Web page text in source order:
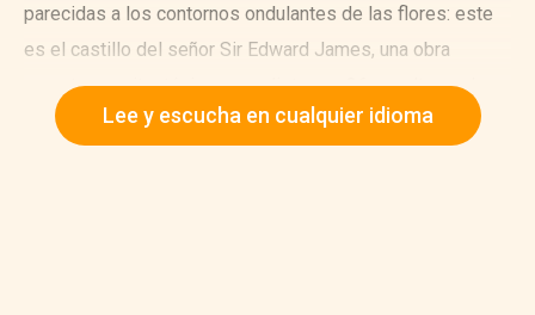
parecidas a los contornos ondulantes de las flores: este
es el castillo del señor Sir Edward James, una obra
maestra arquitectónica surrealista con 36 esculturas de
concreto situado en Xilitla, un pequeño poblado en la parte
Lee y escucha en cualquier idioma